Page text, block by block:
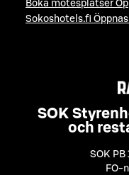
Boka mötesplatser
Sokoshotels.fi
SOK
och
SOK PB
FO-